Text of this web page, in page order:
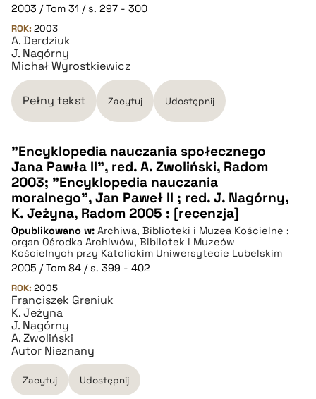
pobierz cytat
BIBTEX
pobierz cytat
2003 / Tom 31 / s. 297 - 300
ROK: 2003
A. Derdziuk
J. Nagórny
Michał Wyrostkiewicz
Pełny tekst Zacytuj Udostępnij
CZYSTY TEKST
pobierz cytat
BIBTEX
pobierz cytat
"Encyklopedia nauczania społecznego
Jana Pawła II", red. A. Zwoliński, Radom
2003; "Encyklopedia nauczania
moralnego", Jan Paweł II ; red. J. Nagórny,
K. Jeżyna, Radom 2005 : [recenzja]
Opublikowano w: Archiwa, Biblioteki i Muzea Kościelne :
organ Ośrodka Archiwów, Bibliotek i Muzeów
Kościelnych przy Katolickim Uniwersytecie Lubelskim
2005 / Tom 84 / s. 399 - 402
ROK: 2005
Franciszek Greniuk
K. Jeżyna
J. Nagórny
A. Zwoliński
Autor Nieznany
Zacytuj Udostępnij